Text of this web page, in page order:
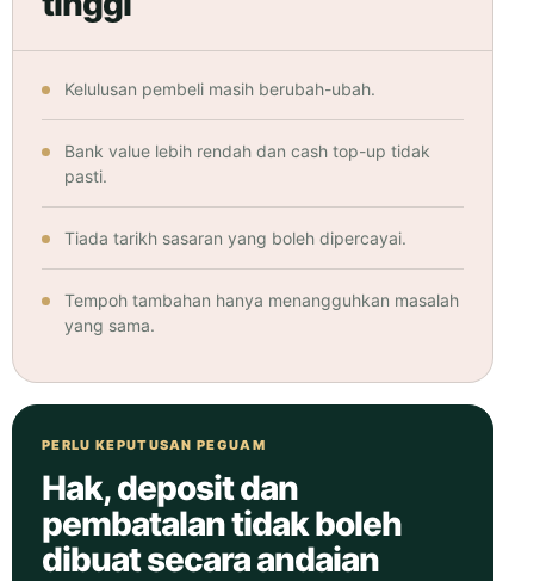
Kelulusan pembeli masih berubah-ubah.
Bank value lebih rendah dan cash top-up tidak
pasti.
Tiada tarikh sasaran yang boleh dipercayai.
Tempoh tambahan hanya menangguhkan masalah
yang sama.
PERLU KEPUTUSAN PEGUAM
Hak, deposit dan
pembatalan tidak boleh
dibuat secara andaian